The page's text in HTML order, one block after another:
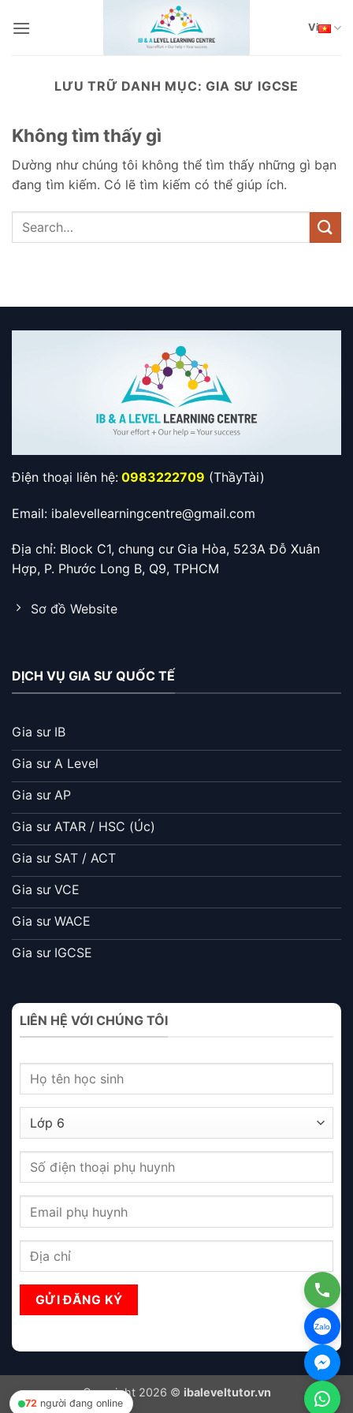
qua
Vi
LƯU TRỮ DANH MỤC:GIA SƯ IGCSE
Không tìm thấy gì
Dường như chúng tôi không thể tìm thấy những gì bạn
đang tìm kiếm. Có lẽ tìm kiếm có thể giúp ích.
Điện thoại liên hệ: 0983222709 (ThầyTài)
Email: ibalevellearningcentre@gmail.com
Địa chỉ: Block C1, chung cư Gia Hòa, 523A Đỗ Xuân
Hợp, P. Phước Long B, Q9, TPHCM
Sơ đồ Website
DỊCH VỤ GIA SƯ QUỐC TẾ
Gia sư IB
Gia sư A Level
Gia sư AP
Gia sư ATAR / HSC (Úc)
Gia sư SAT / ACT
Gia sư VCE
Gia sư WACE
Gia sư IGCSE
LIÊN HỆ VỚI CHÚNG TÔI
Copyright 2026 © ibaleveltutor.vn
Zalo
72 người đang online